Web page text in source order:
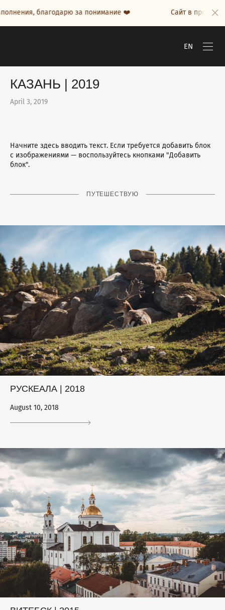
благодарю за понимание ❤️ Сайт в процессе
EN
КАЗАНЬ | 2019
April 3, 2019
Начните здесь вводить текст. Если требуется добавить блок
с изображениями — воспользуйтесь кнопками "Добавить
блок".
ПУТЕШЕСТВУЮ
РУСКЕАЛА | 2018
August 10, 2018